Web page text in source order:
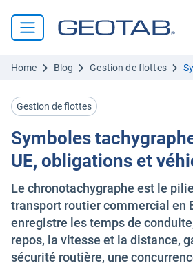
Home Blog Gestion de flottes
Gestion de flottes
Symboles
UE, obligations et
Le chronotachygraphe est le
transport routier commercial en
enregistre les temps de
repos, la vitesse et la distance,
sécurité routière, une